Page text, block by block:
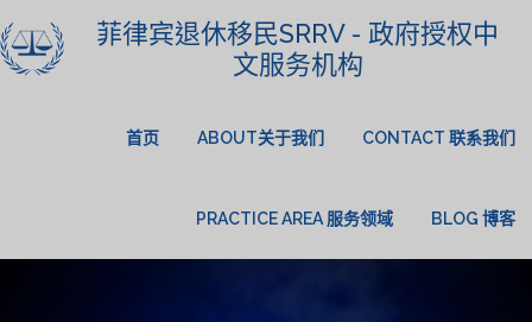
菲律宾退休移民SRRV - 政府授权中
文服务机构
首页 ABOUT关于我们 CONTACT 联系我们
PRACTICE AREA 服务领域 BLOG 博客